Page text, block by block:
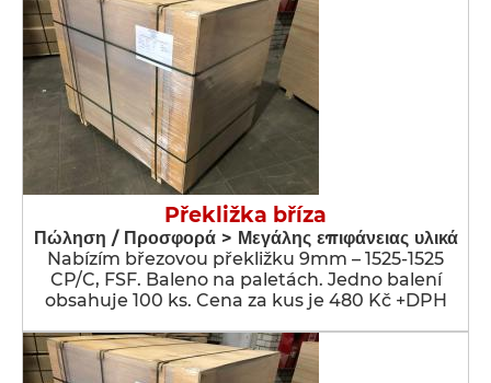
Překližka bříza
Πώληση / Προσφορά > Μεγάλης επιφάνειας υλικά
Nabízím březovou překližku 9mm – 1525-1525
CP/C, FSF. Baleno na paletách. Jedno balení
obsahuje 100 ks. Cena za kus je 480 Kč +DPH